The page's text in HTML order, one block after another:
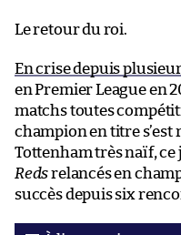
Le retour du roi.
En crise depuis
en Premier League en
matchs toutes
champion en titre s’est
Tottenham très naïf, ce
Redsrelancés en
succès depuis six